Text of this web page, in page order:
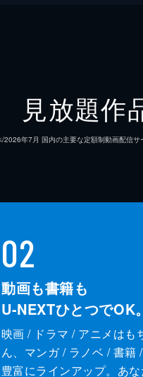
見放題作
年7⽉ 国内の主要な定額制動画配信サ
02
動画も書籍も
U-NEXTひとつでOK。
映画 / ドラマ / アニメはも
ん、マンガ / ラノベ / 書籍
豊富にラインアップ。あ